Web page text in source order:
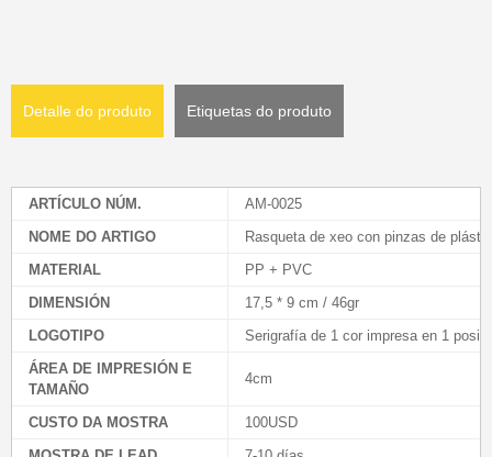
Detalle do produto Etiquetas do produto
ARTÍCULO NÚM.
AM-0025
NOME DO ARTIGO
Rasqueta de xeo con pinzas de
MATERIAL
PP + PVC
DIMENSIÓN
17,5 * 9 cm / 46gr
LOGOTIPO
Serigrafía de 1 cor impresa en 1
ÁREA DE IMPRESIÓN E
TAMAÑO
4cm
CUSTO DA MOSTRA
100USD